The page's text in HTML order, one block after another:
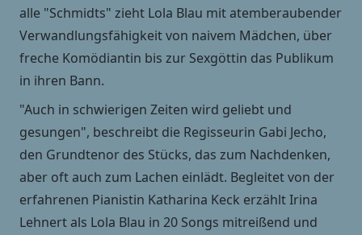
alle "Schmidts" zieht Lola Blau mit atemberaubender
Verwandlungsfähigkeit von naivem Mädchen, über
freche Komödiantin bis zur Sexgöttin das Publikum
in ihren Bann.
"Auch in schwierigen Zeiten wird geliebt und
gesungen", beschreibt die Regisseurin Gabi Jecho,
den Grundtenor des Stücks, das zum Nachdenken,
aber oft auch zum Lachen einlädt. Begleitet von der
erfahrenen Pianistin Katharina Keck erzählt Irina
Lehnert als Lola Blau in 20 Songs mitreißend und